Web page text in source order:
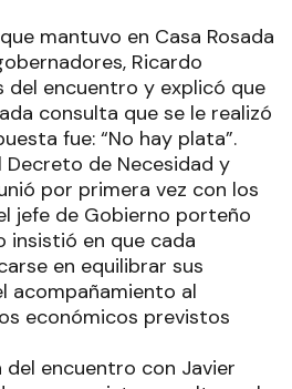
el posteo con una supuesta
Milie: “Voy a mandar a
La Rioja porque los
son para el aumento
caprichos”.
falsa que circuló de
en la provincia gobernada
prohibido hablar del
de mensajes que en
hablar de mi porque el
eso se acaba en mi
el posteo en redes
mantuvo en Casa Rosada
Ricardo